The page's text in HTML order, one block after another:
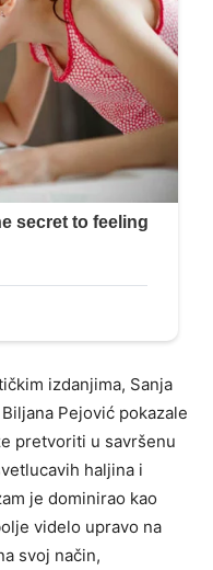
izdanjima, Sanja
Pejović pokazale
pretvoriti u savršenu
haljina i
je dominirao kao
videlo upravo na
svoj način,